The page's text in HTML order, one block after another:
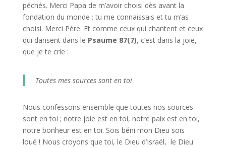
péchés. Merci Papa de m’avoir choisi dès avant la
fondation du monde ; tu me connaissais et tu m’as
choisi. Merci Père. Et comme ceux qui chantent et ceux
qui dansent dans le Psaume 87(7), c’est dans la joie,
que je te crie :
Toutes mes sources sont en toi
Nous confessons ensemble que toutes nos sources
sont en toi ; notre joie est en toi, notre paix est en toi,
notre bonheur est en toi. Sois béni mon Dieu sois
loué ! Nous croyons que toi, le Dieu d’Israël, le Dieu